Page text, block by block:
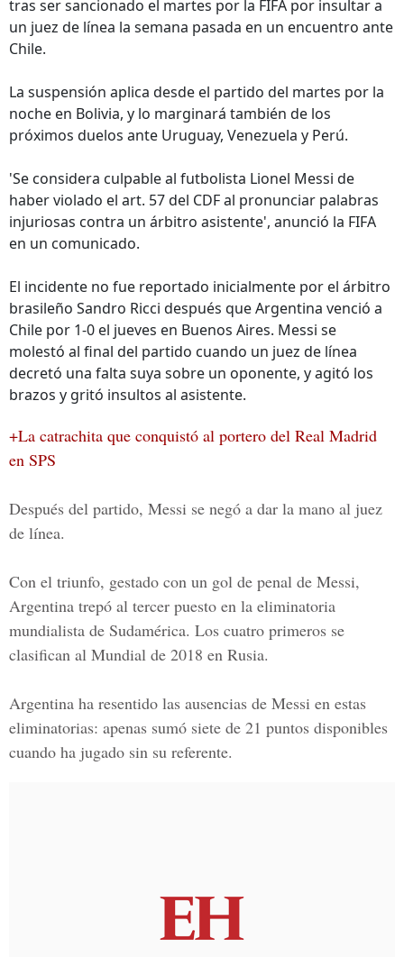
tras ser sancionado el martes por la FIFA por insultar a
un juez de línea la semana pasada en un encuentro ante
Chile.
La suspensión aplica desde el partido del martes por la
noche en Bolivia, y lo marginará también de los
próximos duelos ante Uruguay, Venezuela y Perú.
'Se considera culpable al futbolista Lionel Messi de
haber violado el art. 57 del CDF al pronunciar palabras
injuriosas contra un árbitro asistente', anunció la FIFA
en un comunicado.
El incidente no fue reportado inicialmente por el árbitro
brasileño Sandro Ricci después que Argentina venció a
Chile por 1-0 el jueves en Buenos Aires. Messi se
molestó al final del partido cuando un juez de línea
decretó una falta suya sobre un oponente, y agitó los
brazos y gritó insultos al asistente.
+La catrachita que conquistó al portero del Real Madrid
en SPS
Después del partido, Messi se negó a dar la mano al juez
de línea.
Con el triunfo, gestado con un gol de penal de Messi,
Argentina trepó al tercer puesto en la eliminatoria
mundialista de Sudamérica. Los cuatro primeros se
clasifican al Mundial de 2018 en Rusia.
Argentina ha resentido las ausencias de Messi en estas
eliminatorias: apenas sumó siete de 21 puntos disponibles
cuando ha jugado sin su referente.